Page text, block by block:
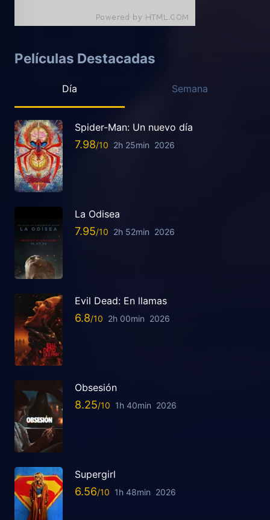
Películas Destacadas
Día Semana
Spider-Man: Un nuevo día
7.98 2h 25min 2026
La Odisea
7.95 2h 52min 2026
Evil Dead: En llamas
6.8 2h 00min 2026
Obsesión
8.25 1h 40min 2026
Supergirl
6.56 1h 48min 2026